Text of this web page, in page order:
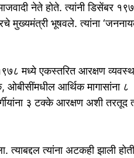
नेते होते. त्यांनी डिसेंबर
मुख्यमंत्री भूषवले. त्यांना
मध्ये एकस्तरित आरक्षण
आर्थिक मागासांना ८
३ टक्के आरक्षण अशी तरतूद
त्यांना अटकही झाली